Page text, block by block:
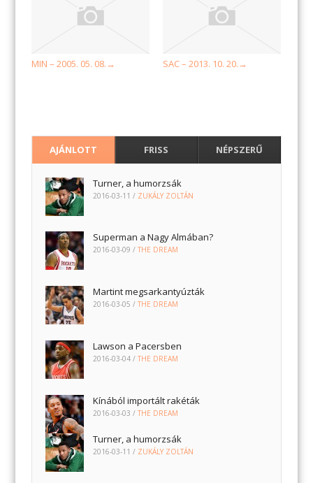
MIN – 2005. 05. 08. → SAC – 2013. 10. 20. →
AJÁNLOTT FRISS NÉPSZERŰ
Turner, a humorzsák
2016-03-11 / ZUKÁLY ZOLTÁN
Superman a Nagy Almában?
2016-03-09 /THE DREAM
Martint megsarkantyúzták
2016-03-05 /THE DREAM
Lawson a Pacersben
2016-03-04 /THE DREAM
Kínából importált rakéták
2016-03-03 /THE DREAM
Turner, a humorzsák
2016-03-11 / ZUKÁLY ZOLTÁN